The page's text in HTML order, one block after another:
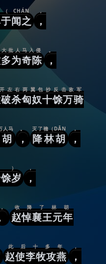
闻之
CHÁN
，
，
为奇陈
批人马入侵
，
。
杀匈奴十馀万骑
左右两翼包抄反击敌军
人马
，
。
降林胡
灭了襜（DĀN
，
，
岁 ，
，
，
赵悼襄王元年
收降了林胡
赵使李牧攻燕
此后十多年
，
，